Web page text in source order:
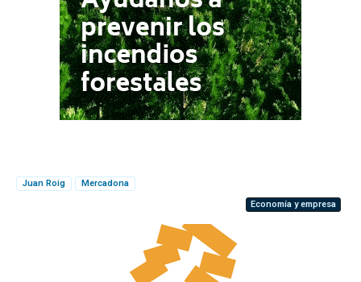
Juan Roig
Mercadona
Economía y empresa